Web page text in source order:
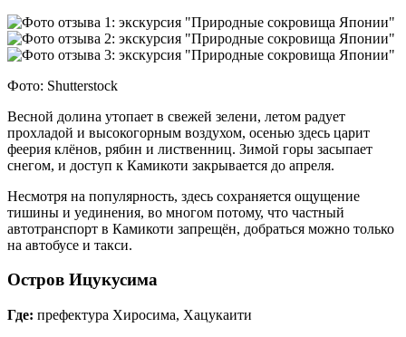
Фото: Shutterstock
Весной долина утопает в свежей зелени, летом радует
прохладой и высокогорным воздухом, осенью здесь царит
феерия клёнов, рябин и лиственниц. Зимой горы засыпает
снегом, и доступ к Камикоти закрывается до апреля.
Несмотря на популярность, здесь сохраняется ощущение
тишины и уединения, во многом потому, что частный
автотранспорт в Камикоти запрещён, добраться можно только
на автобусе и такси.
Остров Ицукусима
Где: префектура Хиросима, Хацукаити